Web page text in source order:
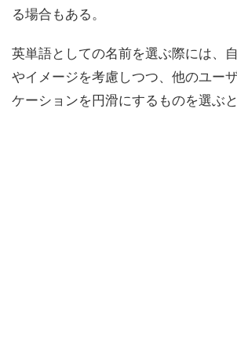
る場合もある。
英単語としての名前を選ぶ際には、
やイメージを考慮しつつ、他のユー
ケーションを円滑にするものを選ぶ